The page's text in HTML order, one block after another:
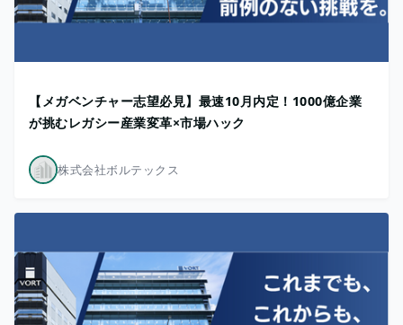
【メガベンチャー志望必見】最速10月内定！1000億企業
が挑むレガシー産業変革×市場ハック
株式会社ボルテックス